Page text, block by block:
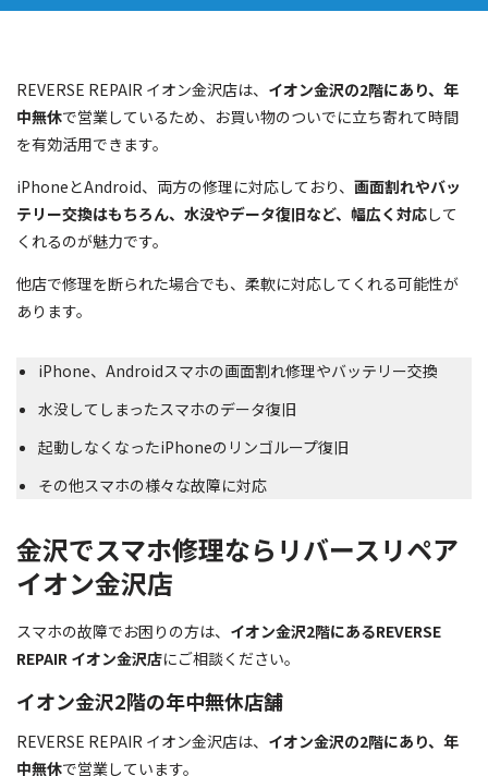
REVERSE REPAIR イオン金沢店は、 イオン金沢の2階にあり、年
中無休で営業しているため、お買い物のついでに立ち寄れて時間
を有効活用できます。
iPhoneとAndroid、両方の修理に対応しており、 画面割れやバッ
テリー交換はもちろん、水没やデータ復旧など、幅広く対応して
くれるのが魅力です。
他店で修理を断られた場合でも、柔軟に対応してくれる可能性が
あります。
iPhone、Androidスマホの画面割れ修理やバッテリー交換
水没してしまったスマホのデータ復旧
起動しなくなったiPhoneのリンゴループ復旧
その他スマホの様々な故障に対応
金沢でスマホ修理ならリバースリペア
イオン金沢店
スマホの故障でお困りの方は、 イオン金沢2階にあるREVERSE
REPAIR イオン金沢店にご相談ください。
イオン金沢2階の年中無休店舗
REVERSE REPAIR イオン金沢店は、 イオン金沢の2階にあり、年
中無休で営業しています。